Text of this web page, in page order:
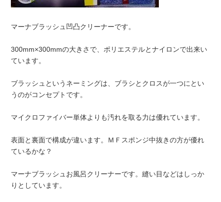
マーナブラッシュ凹凸クリーナーです。
300mm×300mmの大きさで、ポリエステルとナイロンで出来い
ています。
ブラッシュというネーミングは、ブラシとクロスが一つにとい
うのがコンセプトです。
マイクロファイバー単体よりも汚れを取る力は優れています。
表面と裏面で構成が違います。ＭＦスポンジ中抜きの方が優れ
ているかな？
マーナブラッシュお風呂クリーナーです。縫い目などはしっか
りとしています。